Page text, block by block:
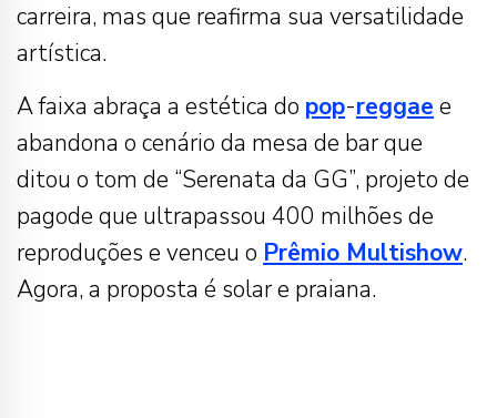
carreira, mas que reafirma sua versatilidade
artística.
A faixa abraça a estética do pop-reggae e
abandona o cenário da mesa de bar que
ditou o tom de “Serenata da GG”, projeto de
pagode que ultrapassou 400 milhões de
reproduções e venceu o Prêmio Multishow.
Agora, a proposta é solar e praiana.